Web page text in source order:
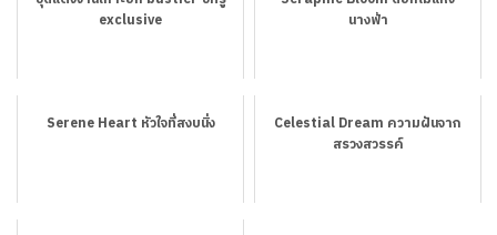
exclusive
นางฟ้า
Serene Heart หัวใจที่สงบนิ่ง
Celestial Dream ความฝันจาก
สรวงสวรรค์